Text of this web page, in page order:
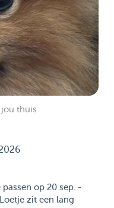
jou thuis
op 20 sep. -
zit een lang